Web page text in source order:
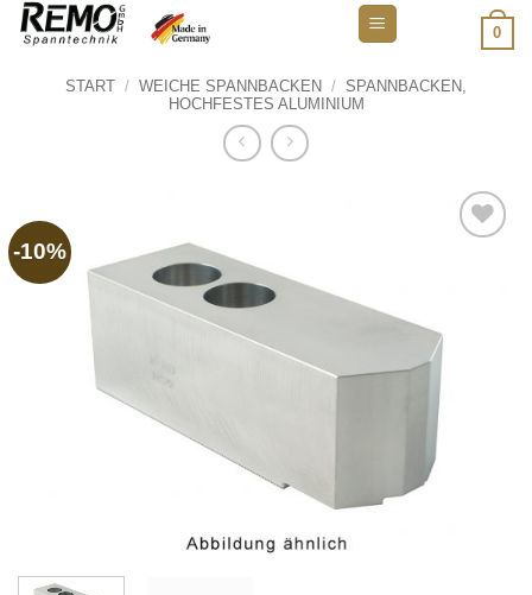
Zum
Inhalt
0
START / WEICHE SPANNBACKEN / SPANNBACKEN,
HOCHFESTES ALUMINIUM
-10%